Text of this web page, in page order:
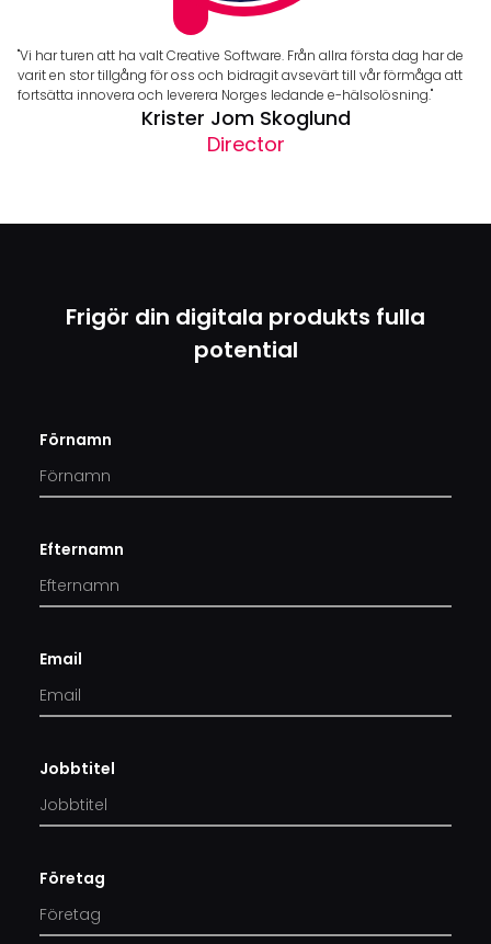
"Vi har turen att ha valt Creative Software. Från allra första dag har de
varit en stor tillgång för oss och bidragit avsevärt till vår förmåga att
fortsätta innovera och leverera Norges ledande e-hälsolösning."
Krister Jom Skoglund
Director
Frigör din digitala produkts fulla
potential
Förnamn
Efternamn
Email
Jobbtitel
Företag